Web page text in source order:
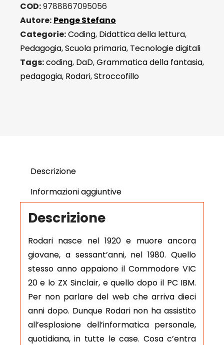
COD:9788867095056
Autore: Penge Stefano
Categorie:Coding, Didattica della lettura,
Pedagogia,Scuola primaria, Tecnologie digitali
Tags:coding, DaD,Grammatica della fantasia,
pedagogia, Rodari,Stroccofillo
Descrizione
Informazioni aggiuntive
Descrizione
Rodari nasce nel 1920 e muore ancora
giovane, a sessant’anni, nel 1980. Quello
stesso anno appaiono il Commodore VIC
20 e lo ZX Sinclair, e quello dopo il PC IBM.
Per non parlare del web che arriva dieci
anni dopo. Dunque Rodari non ha assistito
all’esplosione dell’informatica personale,
quotidiana, in tutte le case. Cosa c’entra